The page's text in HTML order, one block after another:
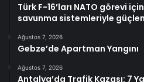
Türk F-16’ları NATO görevi
savunma sistemleriyle
Ağustos 7, 2026
Gebze’de Apartman Yangını
Ağustos 7, 2026
Antalya’da Trafik Kazası: 7